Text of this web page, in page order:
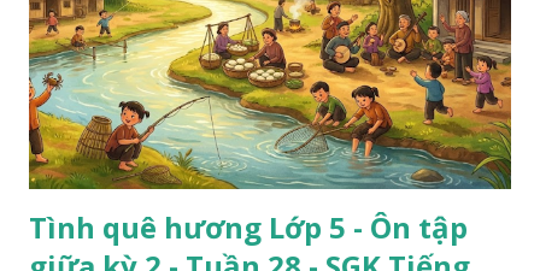
Tình quê hương Lớp 5 - Ôn tập